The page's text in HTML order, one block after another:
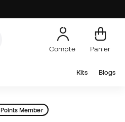
Compte Panier
Kits Blogs
Points Member